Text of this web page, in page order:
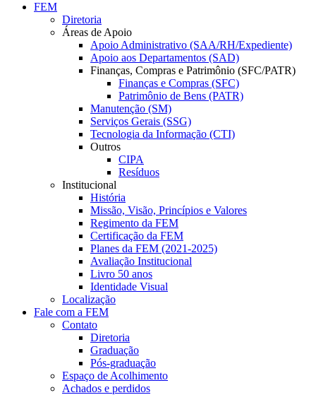
FEM
Diretoria
Áreas de Apoio
Apoio Administrativo (SAA/RH/Expediente)
Apoio aos Departamentos (SAD)
Finanças, Compras e Patrimônio (SFC/PATR)
Finanças e Compras (SFC)
Patrimônio de Bens (PATR)
Manutenção (SM)
Serviços Gerais (SSG)
Tecnologia da Informação (CTI)
Outros
CIPA
Resíduos
Institucional
História
Missão, Visão, Princípios e Valores
Regimento da FEM
Certificação da FEM
Planes da FEM (2021-2025)
Avaliação Institucional
Livro 50 anos
Identidade Visual
Localização
Fale com a FEM
Contato
Diretoria
Graduação
Pós-graduação
Espaço de Acolhimento
Achados e perdidos